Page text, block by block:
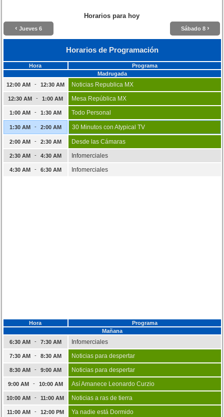
Horarios para hoy
‹ Jueves 6 Sábado 8 ›
Horarios de Programación
Hora
Programa
Madrugada
12:00 AM
- 12:30 AM Noticias Republica MX
12:30 AM - 1:00 AM Mesa República MX
1:00 AM - 1:30 AM Todo Personal
1:30 AM - 2:00 AM 30 Minutos con Atypical TV
2:00 AM - 2:30 AM Desde las Cámaras
2:30 AM - 4:30 AM Infomerciales
4:30 AM - 6:30 AM Infomerciales
Hora
Programa
Mañana
6:30 AM
- 7:30 AM Infomerciales
7:30 AM - 8:30 AM Noticias para despertar
8:30 AM - 9:00 AM Noticias para despertar
9:00 AM - 10:00 AM Así Amanece Leonardo Curzio
10:00 AM - 11:00 AM Noticias a ras de tierra
11:00 AM - 12:00 PM Ya nadie está Dormido